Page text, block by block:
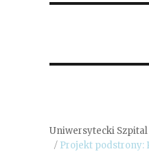
Uniwersytecki
Projekt podstrony: